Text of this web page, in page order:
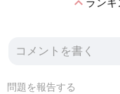
ランキ
問題を報告する